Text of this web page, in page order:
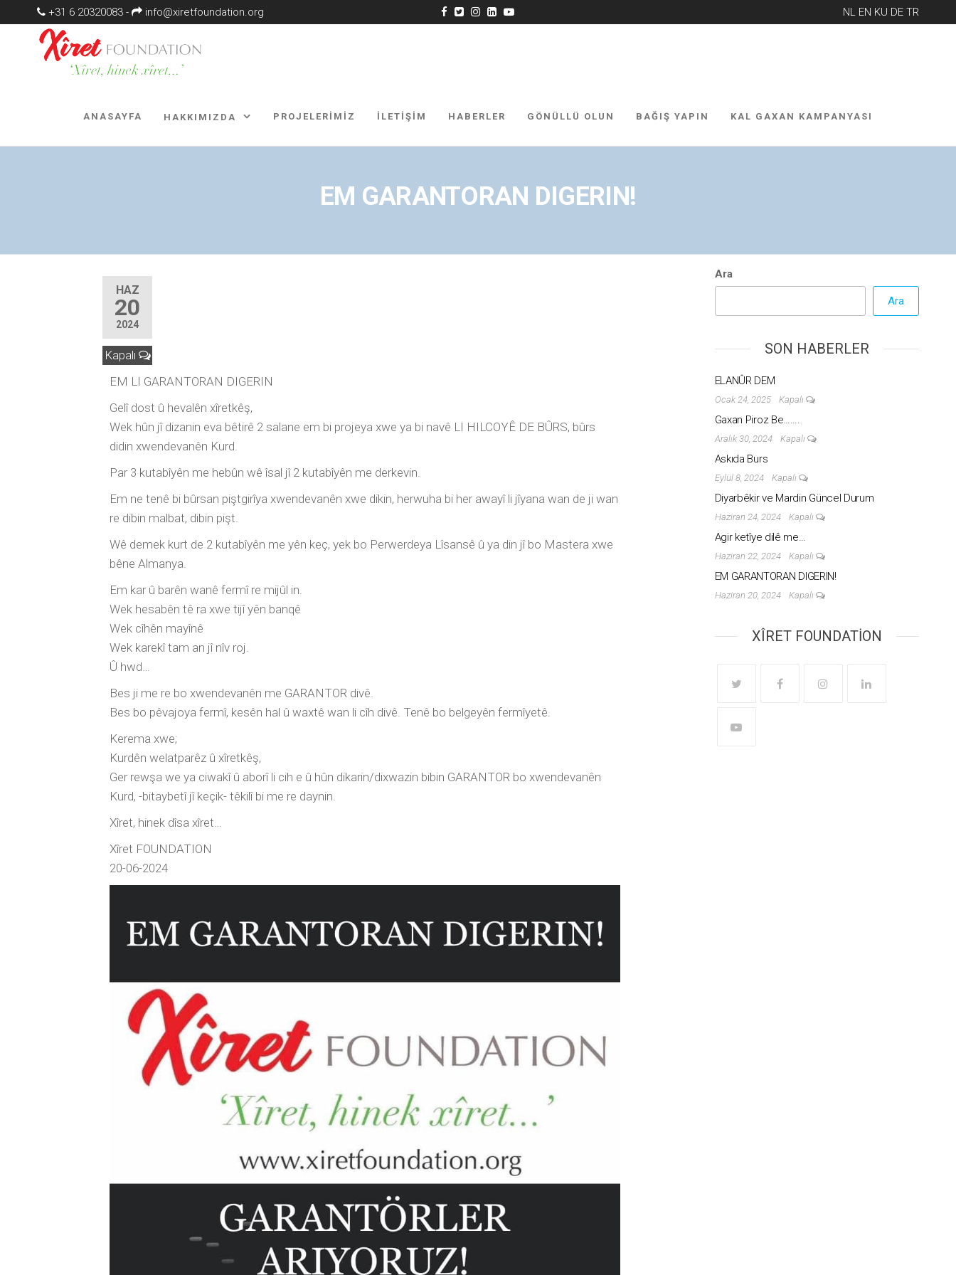
+31 6 20320083 - info@xiretfoundation.org NL EN KU DE TR
ANASAYFA HAKKIMIZDA PROJELERIMIZ İLETİŞİM HABERLER GÖNÜLLÜ OLUN BAĞIŞ YAPIN KAL GAXAN KAMPANYASI
EM GARANTORAN DIGERIN!
HAZ
20
2024
Kapalı
EM LI GARANTORAN DIGERIN
Gelî dost û hevalên xîretkêş,
Wek hûn jî dizanin eva bêtirê 2 salane em bi projeya xwe ya bi navê LI HILCOYÊ DE BÛRS, bûrs
didin xwendevanên Kurd.
Par 3 kutabîyên me hebûn wê îsal jî 2 kutabîyên me derkevin.
Em ne tenê bi bûrsan piştgirîya xwendevanên xwe dikin, herwuha bi her awayî li jîyana wan de ji wan
re dibin malbat, dibin pişt.
Wê demek kurt de 2 kutabîyên me yên keç, yek bo Perwerdeya Lîsansê û ya din jî bo Mastera xwe
bêne Almanya.
Em kar û barên wanê fermî re mijûl in.
Wek hesabên tê ra xwe tijî yên banqê
Wek cîhên mayînê
Wek karekî tam an jî nîv roj.
Û hwd…
Bes ji me re bo xwendevanên me GARANTOR divê.
Bes bo pêvajoya fermî, kesên hal û waxtê wan li cîh divê. Tenê bo belgeyên fermîyetê.
Kerema xwe;
Kurdên welatparêz û xîretkêş,
Ger rewşa we ya ciwakî û aborî li cih e û hûn dikarin/dixwazin bibin GARANTOR bo xwendevanên
Kurd, -bitaybetî jî keçik- têkilî bi me re daynin.
Xîret, hinek dîsa xîret…
Xîret FOUNDATION
20-06-2024
Ara
Ara
SON HABERLER
ELANÛR DEM
Ocak 24, 2025 Kapalı
Gaxan Piroz Be…….
Aralık 30, 2024 Kapalı
Askıda Burs
Eylül 8, 2024 Kapalı
Diyarbêkir ve Mardin Güncel Durum
Haziran 24, 2024 Kapalı
Agir ketîye dilê me…
Haziran 22, 2024 Kapalı
EM GARANTORAN DIGERIN!
Haziran 20, 2024 Kapalı
XÎRET FOUNDATION